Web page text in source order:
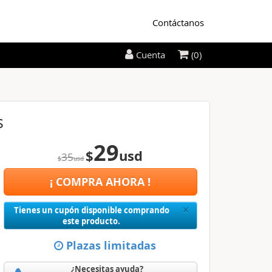
Contáctanos
$35usd $29usd
¡ COMPRA AHORA !
×Close
Tienes un cupón disponible comprando
este producto.
Plazas limitadas
¿Necesitas ayuda?
Cuenta (0)